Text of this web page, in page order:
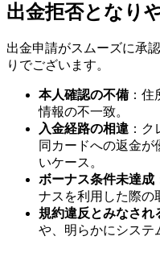
出金拒否となり
出金申請がスムーズに承
りでございます。
本人確認の不備 ：
情報の不一致。
入金経路の相違 ：
同カードへの返金が
いケース。
ボーナス条件未達成
ナスを利用した際の
規約違反とみなされ
や、明らかにシステ